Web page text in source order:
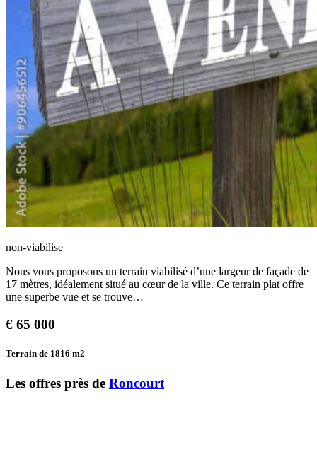
non-viabilise
Nous vous proposons un terrain viabilisé d’une largeur de façade de
17 mètres, idéalement situé au cœur de la ville. Ce terrain plat offre
une superbe vue et se trouve…
€ 65 000
Terrain de 1816 m2
Les offres près de Roncourt